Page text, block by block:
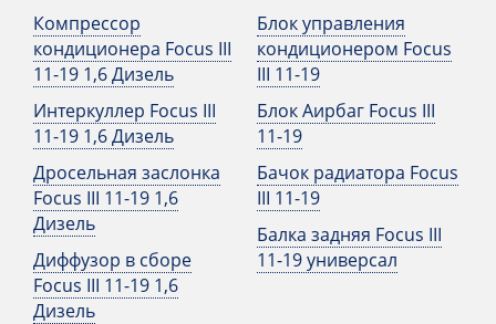
Компрессор
кондиционера Focus III
11-19 1,6 Дизель
Интеркуллер Focus III
11-19 1,6 Дизель
Дросельная заслонка
Focus III 11-19 1,6
Дизель
Диффузор в сборе
Focus III 11-19 1,6
Дизель
Блок управления
кондиционером Focus
III 11-19
Блок Аирбаг Focus III
11-19
Бачок радиатора Focus
III 11-19
Балка задняя Focus III
11-19 универсал